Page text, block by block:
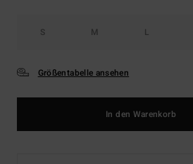
S M L
Größentabelle ansehen
In den Warenkorb